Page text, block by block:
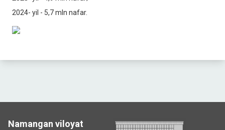
2024- yil - 5,7 mln nafar.
Namangan viloyat